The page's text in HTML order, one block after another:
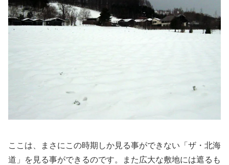
ここは、まさにこの時期しか見る事ができない「ザ・北海
道」を見る事ができるのです。また広大な敷地には遮るも